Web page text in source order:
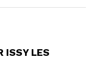
ISSY LES